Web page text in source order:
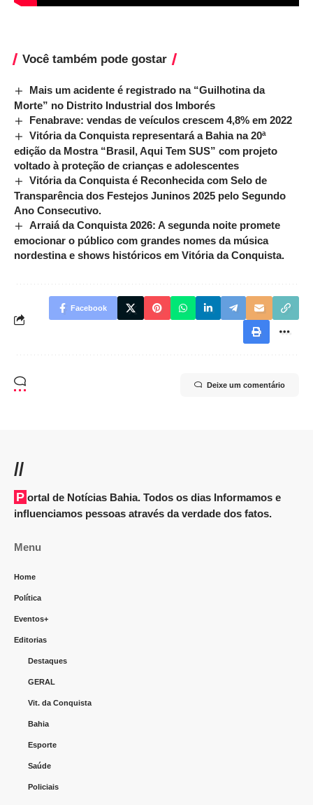
Você também pode gostar
Mais um acidente é registrado na “Guilhotina da
Morte” no Distrito Industrial dos Imborés
Fenabrave: vendas de veículos crescem 4,8% em 2022
Vitória da Conquista representará a Bahia na 20ª
edição da Mostra “Brasil, Aqui Tem SUS” com projeto
voltado à proteção de crianças e adolescentes
Vitória da Conquista é Reconhecida com Selo de
Transparência dos Festejos Juninos 2025 pelo Segundo
Ano Consecutivo.
Arraiá da Conquista 2026: A segunda noite promete
emocionar o público com grandes nomes da música
nordestina e shows históricos em Vitória da Conquista.
Facebook
Deixe um comentário
//
Portal de Notícias Bahia. Todos os dias Informamos e
influenciamos pessoas através da verdade dos fatos.
Menu
Home
Política
Eventos+
Editorias
Destaques
GERAL
Vit. da Conquista
Bahia
Esporte
Saúde
Policiais